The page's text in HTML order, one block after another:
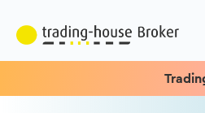
Trading